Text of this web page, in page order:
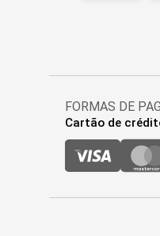
FORMAS DE
Cartão de